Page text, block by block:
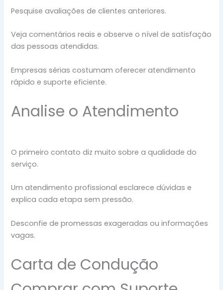
Pesquise avaliações de clientes anteriores.
Veja comentários reais e observe o nível de satisfação
das pessoas atendidas.
Empresas sérias costumam oferecer atendimento
rápido e suporte eficiente.
Analise o Atendimento
O primeiro contato diz muito sobre a qualidade do
serviço.
Um atendimento profissional esclarece dúvidas e
explica cada etapa sem pressão.
Desconfie de promessas exageradas ou informações
vagas.
Carta de Condução